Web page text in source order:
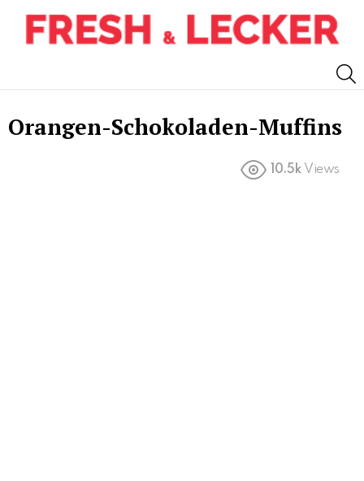
Orangen-Schokoladen-Muffins
10.5k Views